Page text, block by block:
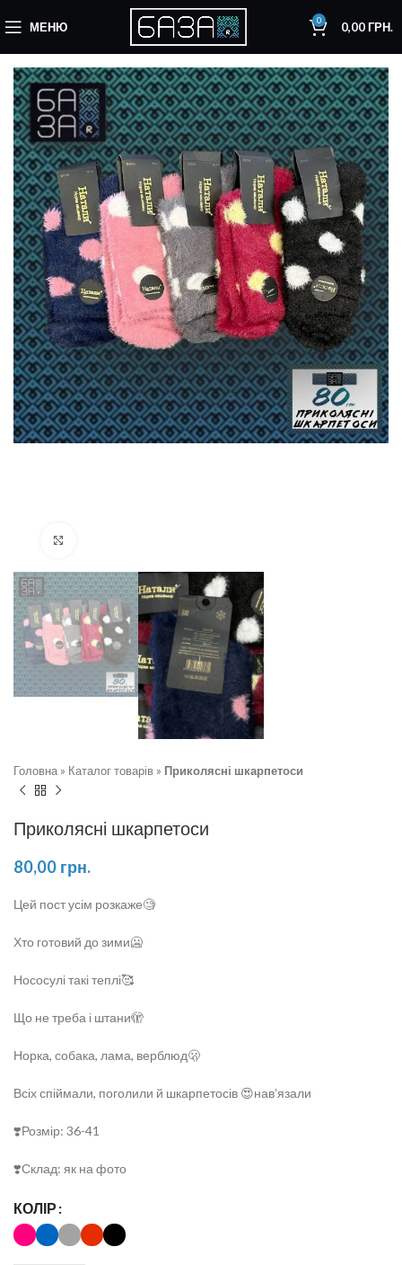
МЕНЮ 0 0,00ГРН.
Головна » Каталог товарів » Приколясні шкарпетоси
Приколясні шкарпетоси
80,00 грн.
Цей пост усім розкаже🧐
Хто готовий до зими🥶
Нососулі такі теплі🥰
Що не треба і штани🫣
Норка, собака, лама, верблюд🫢
Всіх спіймали, поголили й шкарпетосів 😍навʼязали
❣️Розмір: 36-41
❣️Склад: як на фото
КОЛІР